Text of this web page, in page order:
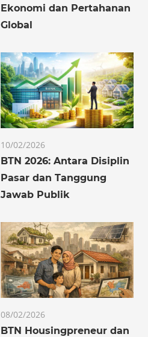
Ekonomi dan Pertahanan
Global
10/02/2026
BTN 2026: Antara Disiplin
Pasar dan Tanggung
Jawab Publik
08/02/2026
BTN Housingpreneur dan